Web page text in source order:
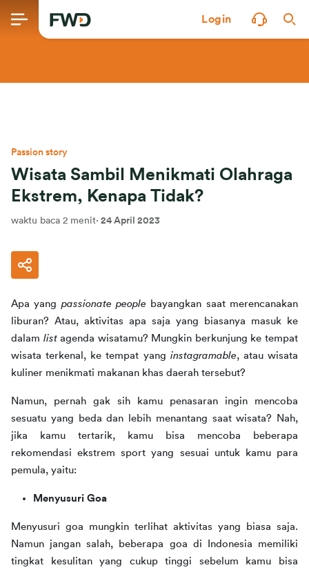
Login
Passion story
Wisata Sambil Menikmati Olahraga
Ekstrem, Kenapa Tidak?
waktu baca 2 menit· 24 April 2023
Apa yang passionate people bayangkan saat merencanakan
liburan? Atau, aktivitas apa saja yang biasanya masuk ke
dalam list agenda wisatamu? Mungkin berkunjung ke tempat
wisata terkenal, ke tempat yang instagramable, atau wisata
kuliner menikmati makanan khas daerah tersebut?
Namun, pernah gak sih kamu penasaran ingin mencoba
sesuatu yang beda dan lebih menantang saat wisata? Nah,
jika kamu tertarik, kamu bisa mencoba beberapa
rekomendasi ekstrem sport yang sesuai untuk kamu para
pemula, yaitu:
Menyusuri Goa
Menyusuri goa mungkin terlihat aktivitas yang biasa saja.
Namun jangan salah, beberapa goa di Indonesia memiliki
tingkat kesulitan yang cukup tinggi sebelum kamu bisa